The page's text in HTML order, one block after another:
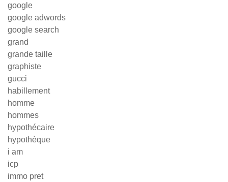
google
google adwords
google search
grand
grande taille
graphiste
gucci
habillement
homme
hommes
hypothécaire
hypothèque
i am
icp
immo pret